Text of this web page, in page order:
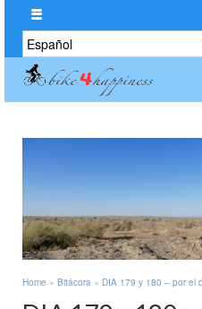
Elegir
un
idioma
Home » Bitácora » DIA 179 y 180 – por el